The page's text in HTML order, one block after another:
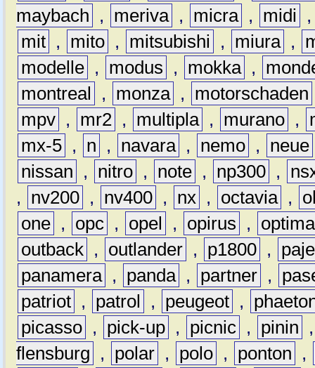
maybach
, meriva , micra , midi
mit , mito , mitsubishi , miura ,
modelle , modus , mokka ,
montreal
, monza , motorschaden
mpv , mr2 , multipla , murano ,
mx-5 , n , navara , nemo , neue
nissan
, nitro , note , np300 ,
,
nv200 , nv400 , nx , octavia ,
one , opc , opel , opirus ,
optima
outback , outlander , p1800 ,
panamera , panda , partner ,
patriot , patrol , peugeot ,
picasso , pick-up , picnic , pinin
flensburg
, polar , polo , ponton
,